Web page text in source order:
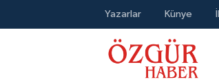
Yazarlar Künye
MODA - GÜZELLİK
Nöbetçi Eczaneler